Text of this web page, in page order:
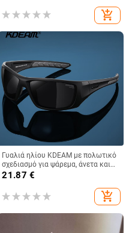
add_shopping_cart
Γυαλιά ηλίου KDEAM με πολωτικό
σχεδιασμό για ψάρεμα, άνετα και
αντιολισθητικά, με αθλητικό
σκελετό TR90.
21.87 €
add_shopping_cart